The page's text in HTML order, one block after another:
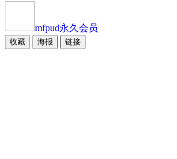
mfpud永久会员
收藏 海报 链接